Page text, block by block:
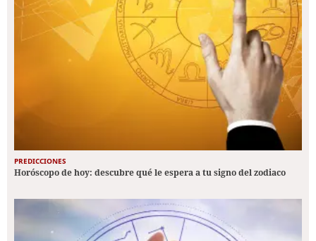
PREDICCIONES
Horóscopo de hoy: descubre qué le espera a tu signo del zodiaco